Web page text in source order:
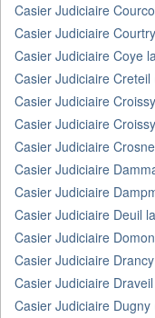
Casier Judiciaire
Casier Judiciaire
Casier Judiciaire Coye
Casier Judiciaire Creteil
Casier Judiciaire
Casier Judiciaire
Casier Judiciaire
Casier Judiciaire
Casier Judiciaire
Casier Judiciaire Deuil
Casier Judiciaire
Casier Judiciaire
Casier Judiciaire
Casier Judiciaire Dugny